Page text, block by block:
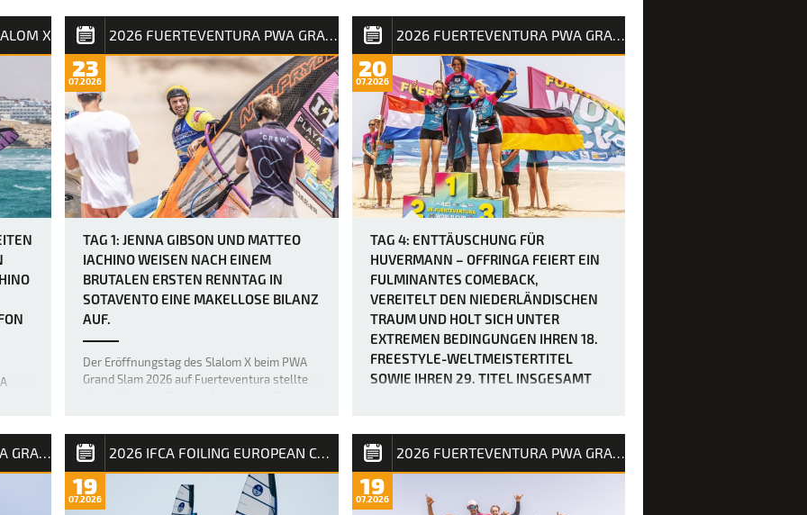
entpuppt sich als wahrer
Ausdauerwettkampf, bei dem die unerbittlich
heulenden Winde keine Verschnaufpause
zulassen und die mentalen und körperlichen
Fähigkeiten der weltbesten Windsurfer bis
an ihre absoluten Grenzen bringen. Heute
Die Vorhersage für Tag 3 des Slalom X beim
PWA Grand Slam 2026 auf Fuerteventura
war zwar schon immer als extrem windig
angekündigt worden, doch bei Berichten von
Windböen von bis zu 50 Knoten hätten sich
viele wohl kaum vorstellen können, wie
brutal es in Sotavento manchmal zug…
X 2026 FUERTEVENTURA PWA GRAND SLAM
23
07.2026
TAG 1: JENNA GIBSON UND MATTEO
IACHINO WEISEN NACH EINEM
BRUTALEN ERSTEN RENNTAG IN
SOTAVENTO EINE MAKELLOSE BILANZ
AUF.
Der Eröffnungstag des Slalom X beim PWA
Grand Slam 2026 auf Fuerteventura stellte
auf der Rennstrecke für Chaos sorgten. Wer
auf einen sanften Einstieg ins …
2026 FUERTEVENTURA PWA GRAND SLAM
20
07.2026
TAG 4: ENTTÄUSCHUNG FÜR
HUVERMANN – OFFRINGA FEIERT EIN
FULMINANTES COMEBACK,
VEREITELT DEN NIEDERLÄNDISCHEN
TRAUM UND HOLT SICH UNTER
EXTREMEN BEDINGUNGEN IHREN 18.
FREESTYLE-WELTMEISTERTITEL
SOWIE IHREN 29. TITEL INSGESAMT
auf Fuerteventura maximal fünf Läufe
gesegelt werden mussten, um den
Freestyle-Wettbewerb der Frauen
abzuschließen, trafen sich die Fahrerinnen
etwas später als üblich – um 12 Uhr –, bevor
2026 FUERTEVENTURA PWA GRAND SLAM 2026 IFCA FOILING EUROPEAN CHAMPIONSHIP
19
07.2026
2026 FUERTEVENTURA PWA GRAND SLAM
19
07.2026